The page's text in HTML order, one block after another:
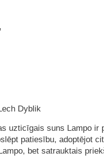
Dyblik
uzticīgais suns Lampo ir
patiesību, adoptējot
bet satrauktais